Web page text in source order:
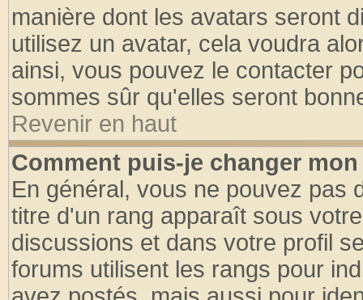
manière dont les avatars seront
utilisez un avatar, cela voudra
ainsi, vous pouvez le contacter
sommes sûr qu'elles seront
Revenir en haut
Comment puis-je changer
En général, vous ne pouvez pas
titre d'un rang apparaît sous
discussions et dans votre profil
forums utilisent les rangs pour